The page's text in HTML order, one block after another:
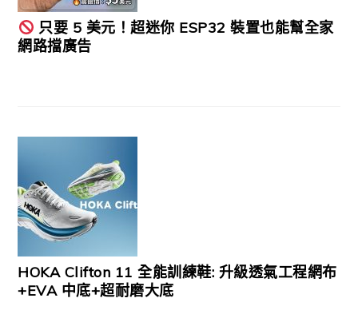
只要 5 美元！超迷你 ESP32 裝置也能幫全家
網路擋廣告
HOKA Clifton 11 全能訓練鞋: 升級透氣工程網布
+EVA 中底+超耐磨大底